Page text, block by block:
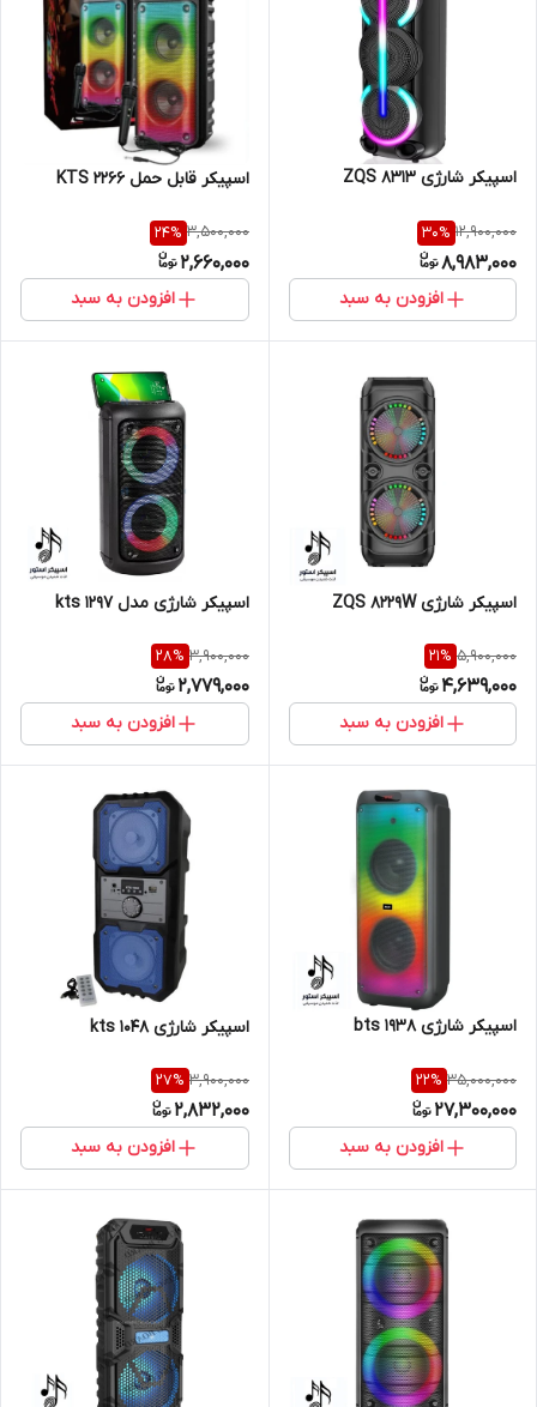
اسپیکر شارژی ZQS 8313
12,900,000
30%
8,983,000
افزودن به سبد
اسپیکر قابل حمل KTS 2266
3,500,000
24%
2,660,000
افزودن به سبد
اسپیکر شارژی ZQS 8229W
5,900,000
21%
4,639,000
افزودن به سبد
اسپیکر شارژی مدل kts 1297
3,900,000
28%
2,779,000
افزودن به سبد
اسپیکر شارژی bts 1938
35,000,000
22%
27,300,000
افزودن به سبد
اسپیکر شارژی kts 1048
3,900,000
27%
2,832,000
افزودن به سبد